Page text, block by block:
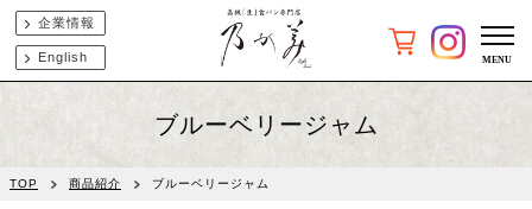
企業情報
English
ブルーベリージャム
TOP 商品紹介 ブルーベリージャム